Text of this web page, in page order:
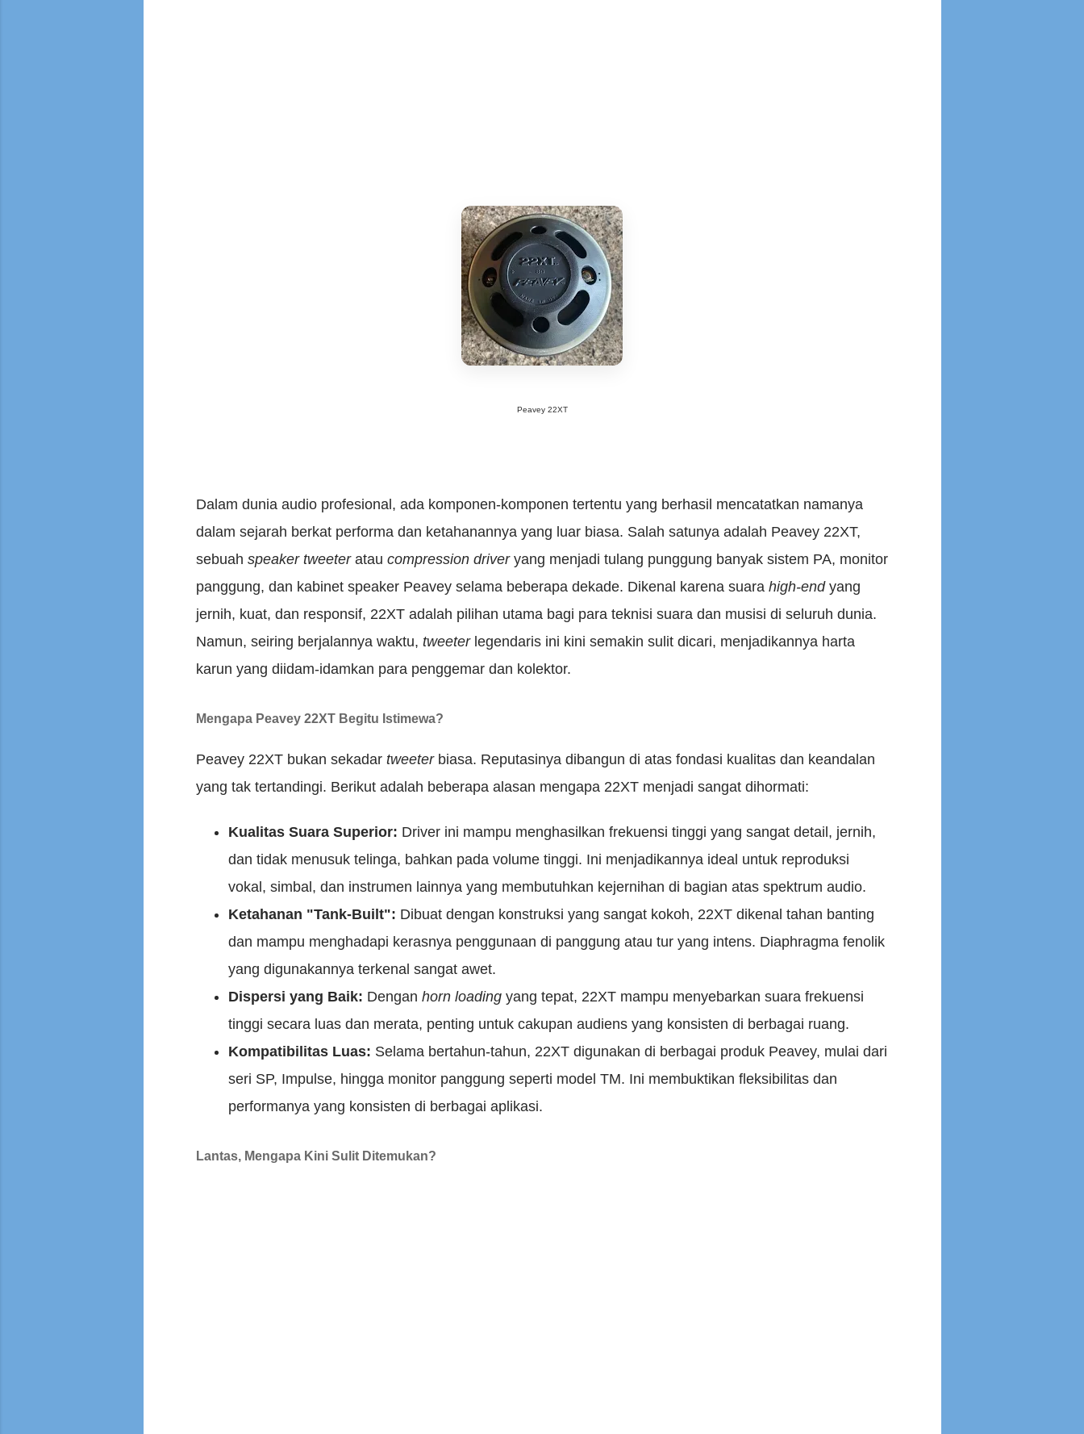
Peavey 22XT
Dalam dunia audio profesional, ada komponen-komponen tertentu yang berhasil mencatatkan namanya
dalam sejarah berkat performa dan ketahanannya yang luar biasa. Salah satunya adalah Peavey 22XT,
sebuah speaker tweeteratau compression driveryang menjadi tulang punggung banyak sistem PA, monitor
panggung, dan kabinet speaker Peavey selama beberapa dekade. Dikenal karena suara high-endyang
jernih, kuat, dan responsif, 22XT adalah pilihan utama bagi para teknisi suara dan musisi di seluruh dunia.
Namun, seiring berjalannya waktu, tweeterlegendaris ini kini semakin sulit dicari, menjadikannya harta
karun yang diidam-idamkan para penggemar dan kolektor.
Mengapa Peavey 22XT Begitu Istimewa?
Peavey 22XT bukan sekadar tweeterbiasa. Reputasinya dibangun di atas fondasi kualitas dan keandalan
yang tak tertandingi. Berikut adalah beberapa alasan mengapa 22XT menjadi sangat dihormati:
Kualitas Suara Superior: Driver ini mampu menghasilkan frekuensi tinggi yang sangat detail, jernih,
dan tidak menusuk telinga, bahkan pada volume tinggi. Ini menjadikannya ideal untuk reproduksi
vokal, simbal, dan instrumen lainnya yang membutuhkan kejernihan di bagian atas spektrum audio.
Ketahanan "Tank-Built": Dibuat dengan konstruksi yang sangat kokoh, 22XT dikenal tahan banting
dan mampu menghadapi kerasnya penggunaan di panggung atau tur yang intens. Diaphragma fenolik
yang digunakannya terkenal sangat awet.
Dispersi yang Baik: Dengan horn loadingyang tepat, 22XT mampu menyebarkan suara frekuensi
tinggi secara luas dan merata, penting untuk cakupan audiens yang konsisten di berbagai ruang.
Kompatibilitas Luas: Selama bertahun-tahun, 22XT digunakan di berbagai produk Peavey, mulai dari
seri SP, Impulse, hingga monitor panggung seperti model TM. Ini membuktikan fleksibilitas dan
performanya yang konsisten di berbagai aplikasi.
Lantas, Mengapa Kini Sulit Ditemukan?